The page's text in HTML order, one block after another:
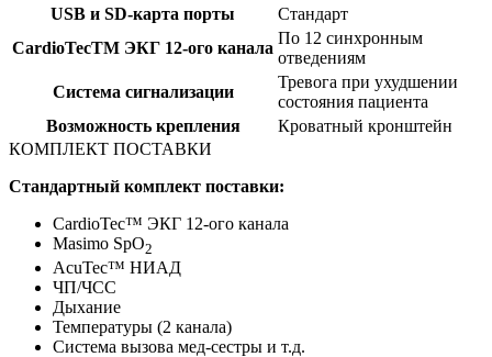
USB и SD-карта порты
Стандарт
CardioTecTM ЭКГ 12-ого канала
По 12 синхронным
отведениям
Система сигнализации
Тревога при ухудшении
состояния пациента
Возможность крепления
Кроватный кронштейн
КОМПЛЕКТ ПОСТАВКИ
Cтандартный комплект поставки:
CardioTec™ ЭКГ 12-ого канала
Masimo SpO2
AcuTec™ НИАД
ЧП/ЧСС
Дыхание
Температуры (2 канала)
Система вызова мед-сестры и т.д.